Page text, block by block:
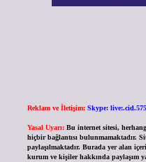
Reklam ve İletişim: Skype:
Yasal Uyarı: Bu internet sitesi,
hiçbir bağlantısı bulunmamaktadır.
paylaşılmaktadır. Burada yer alan
kurum ve kişiler hakkında paylaşım